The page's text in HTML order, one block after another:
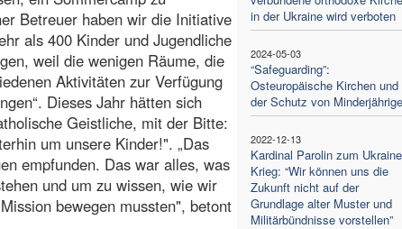
in der Ukraine wird verboten
2024-05-03
“Safeguarding”:
Osteuropäische Kirchen und
der Schutz von
2022-12-13
Kardinal Parolin zum
Krieg: “Wir können uns die
Zukunft nicht auf der
Grundlage alter Muster und
Militärbündnisse vorstellen”
Betreuer haben wir die Initiative
als 400 Kinder und Jugendliche
weil die wenigen Räume, die
Aktivitäten zur Verfügung
Dieses Jahr hätten sich
Geistliche, mit der Bitte:
um unsere Kinder!". „Das
empfunden. Das war alles, was
und um zu wissen, wie wir
bewegen mussten", betont